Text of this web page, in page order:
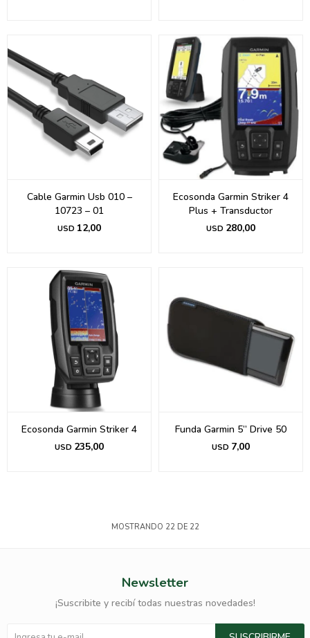
Cable Garmin Usb 010 –
10723 – 01
USD 12,00
Ecosonda Garmin Striker 4
Plus + Transductor
USD 280,00
Ecosonda Garmin Striker 4
USD 235,00
Funda Garmin 5” Drive 50
USD 7,00
MOSTRANDO 22DE 22
Newsletter
¡Suscribite y recibí todas nuestras novedades!